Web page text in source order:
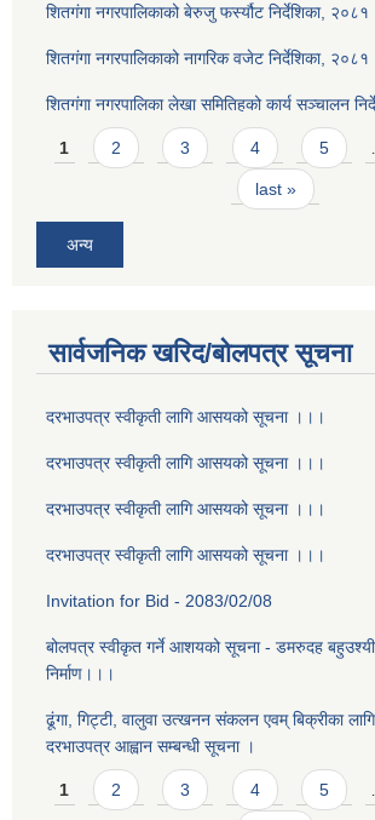
शितगंगा नगरपालिकाको बेरुजु फर्स्यौट निर्देशिका, २०८१
शितगंगा नगरपालिकाको नागरिक वजेट निर्देशिका, २०८१
शितगंगा नगरपालिका लेखा समितिहको कार्य सञ्चालन
Pages
1 2 3 4 5
last »
अन्य
सार्वजनिक खरिद/बोलपत्र सूचना
दरभाउपत्र स्वीकृती लागि आसयको सूचना ।।।
दरभाउपत्र स्वीकृती लागि आसयको सूचना ।।।
दरभाउपत्र स्वीकृती लागि आसयको सूचना ।।।
दरभाउपत्र स्वीकृती लागि आसयको सूचना ।।।
Invitation for Bid - 2083/02/08
बोलपत्र स्वीकृत गर्ने आशयको सूचना - डमरुदह
निर्माण।।।
ढूंगा, गिट्टी, वालुवा उत्खनन संकलन एवम् बिक्रीका लागि
दरभाउपत्र आह्वान सम्बन्धी सूचना ।
Pages
1 2 3 4 5